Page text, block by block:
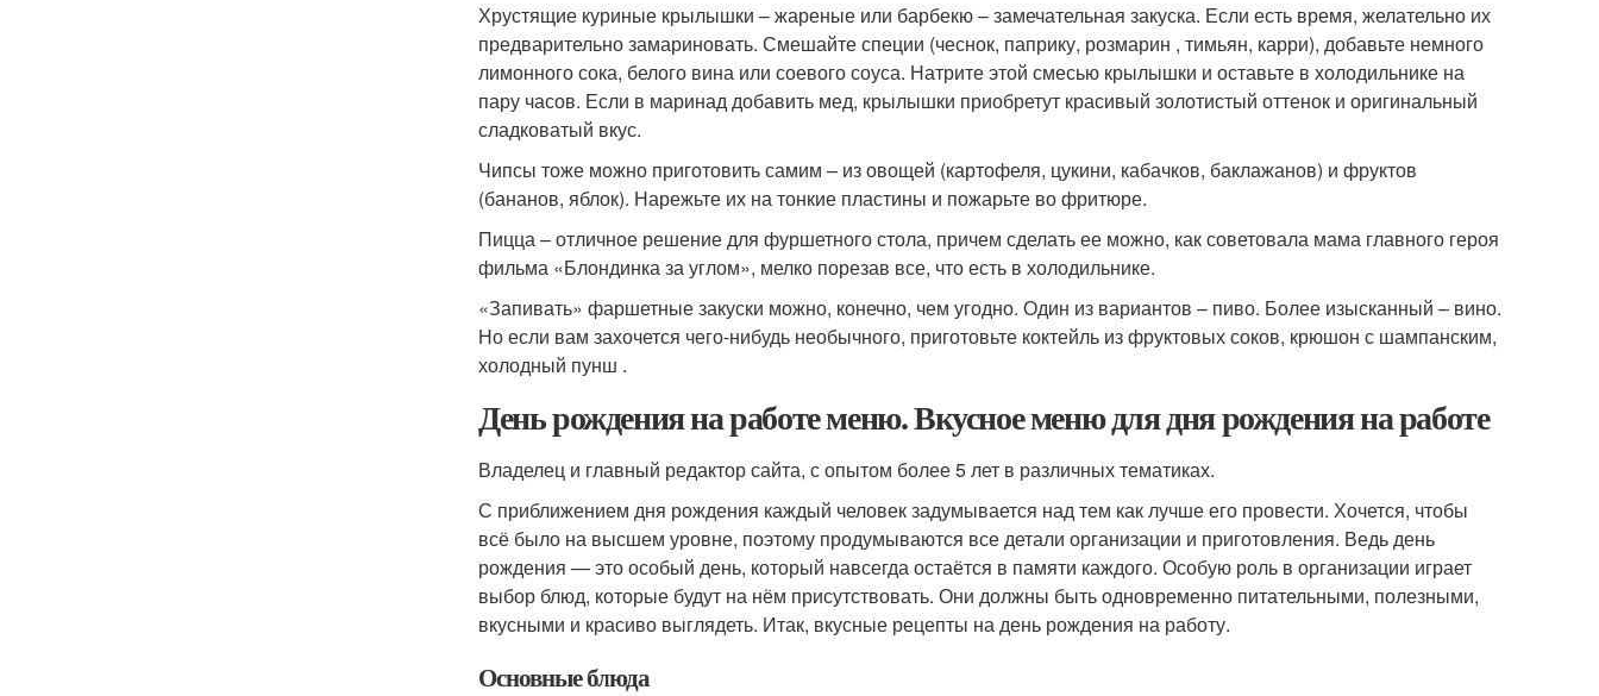
Хрустящие куриные крылышки – жареные или барбекю – замечательная закуска. Если есть время, желательно их
предварительно замариновать. Смешайте специи (чеснок, паприку, розмарин , тимьян, карри), добавьте немного
лимонного сока, белого вина или соевого соуса. Натрите этой смесью крылышки и оставьте в холодильнике на
пару часов. Если в маринад добавить мед, крылышки приобретут красивый золотистый оттенок и оригинальный
сладковатый вкус.
Чипсы тоже можно приготовить самим – из овощей (картофеля, цукини, кабачков, баклажанов) и фруктов
(бананов, яблок). Нарежьте их на тонкие пластины и пожарьте во фритюре.
Пицца – отличное решение для фуршетного стола, причем сделать ее можно, как советовала мама главного героя
фильма «Блондинка за углом», мелко порезав все, что есть в холодильнике.
«Запивать» фаршетные закуски можно, конечно, чем угодно. Один из вариантов – пиво. Более изысканный – вино.
Но если вам захочется чего-нибудь необычного, приготовьте коктейль из фруктовых соков, крюшон с шампанским,
холодный пунш .
День рождения на работе меню. Вкусное меню для дня рождения на работе
Владелец и главный редактор сайта, с опытом более 5 лет в различных тематиках.
С приближением дня рождения каждый человек задумывается над тем как лучше его провести. Хочется, чтобы
всё было на высшем уровне, поэтому продумываются все детали организации и приготовления. Ведь день
рождения — это особый день, который навсегда остаётся в памяти каждого. Особую роль в организации играет
выбор блюд, которые будут на нём присутствовать. Они должны быть одновременно питательными, полезными,
вкусными и красиво выглядеть. Итак, вкусные рецепты на день рождения на работу.
Основные блюда